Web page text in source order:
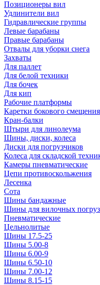
Позиционеры вил
Удлинители вил
Гидравлические группы
Левые барабаны
Правые барабаны
Отвалы для уборки снега
Захваты
Для паллет
Для белой техники
Для бочек
Для кип
Рабочие платформы
Каретки бокового смещения
Кран-балки
Штыри для линолеума
Шины, диски, колеса
Диски для погрузчиков
Колеса для складской
Камеры пневматические
Цепи противоскольжения
Лесенка
Сота
Шины бандажные
Шины для вилочных
Пневматические
Цельнолитые
Шины 17.5-25
Шины 5.00-8
Шины 6.00-9
Шины 6.50-10
Шины 7.00-12
Шины 8.15-15